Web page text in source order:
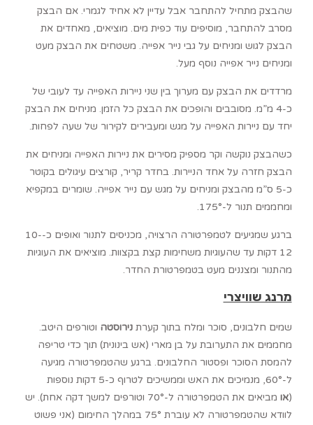
שהבצק מתחיל להתחבר אבל עדיין לא אחיד לגמרי. אם הבצק
מסרב ­ להתחבר, מוסיפים עוד כפית מים. מוציאים, מאחדים את
הבצק לגוש ומניחים על גבי נייר אפייה. משטחים את הבצק מעט
ומניחים נייר אפייה נוסף מעל.
מרדדים את הבצק עם מערוך בין שני ניירות האפייה עד לעובי של
כ-4 מ”מ. מסובבים והופכים את הבצק כל הזמן. מניחים את הבצק
יחד עם ניירות האפייה על מגש ומעבירים לקירור של שעה לפחות.
כשהבצק נוקשה וקר מספיק מסירים את ניירות האפייה ומניחים את
הבצק חזרה על אחד הניירות. בחדר קריר, קורצים עיגולים בקוטר
כ-5 ס”מ מהבצק ומניחים על מגש עם נייר אפייה. שומרים במקפיא
ומחממים תנור ל-175°.
ברגע שמגיעים לטמפרטורה הרצויה, מכניסים לתנור ואופים כ-10-
12 דקות עד שהעוגיות משחימות קצת בקצוות. מוציאים את העוגיות
מהתנור ומצננים מעט בטמפרטורת החדר.
מרנג שוויצרי
שמים חלבונים, סוכר ומלח בתוך קערתנירוסטה וטורפים היטב.
מחממים את התערובת על בן מארי (אש בינונית) תוך כדי טריפה
להמסת הסוכר ופסטור החלבונים. ברגע שהטמפרטורה מגיעה
ל-60°, מנמיכים את האש וממשיכים לטרוף כ-5 דקות נוספות
(או
מביאים את הטמפרטורה ל-70° וטורפים למשך דקה אחת). יש
לוודא שהטמפרטורה לא עוברת 75° במהלך החימום (אני פשוט